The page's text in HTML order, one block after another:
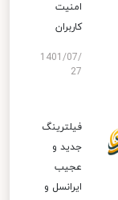
امنیت
کاربران
1401/07/
27
فیلترینگ
جدید و
عجیب
ایرانسل و